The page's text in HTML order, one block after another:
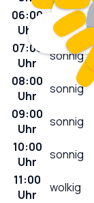
06:00
Uhr
sonnig
07:00
Uhr
sonnig
08:00
Uhr
sonnig
09:00
Uhr
sonnig
10:00
Uhr
sonnig
11:00
Uhr
wolkig